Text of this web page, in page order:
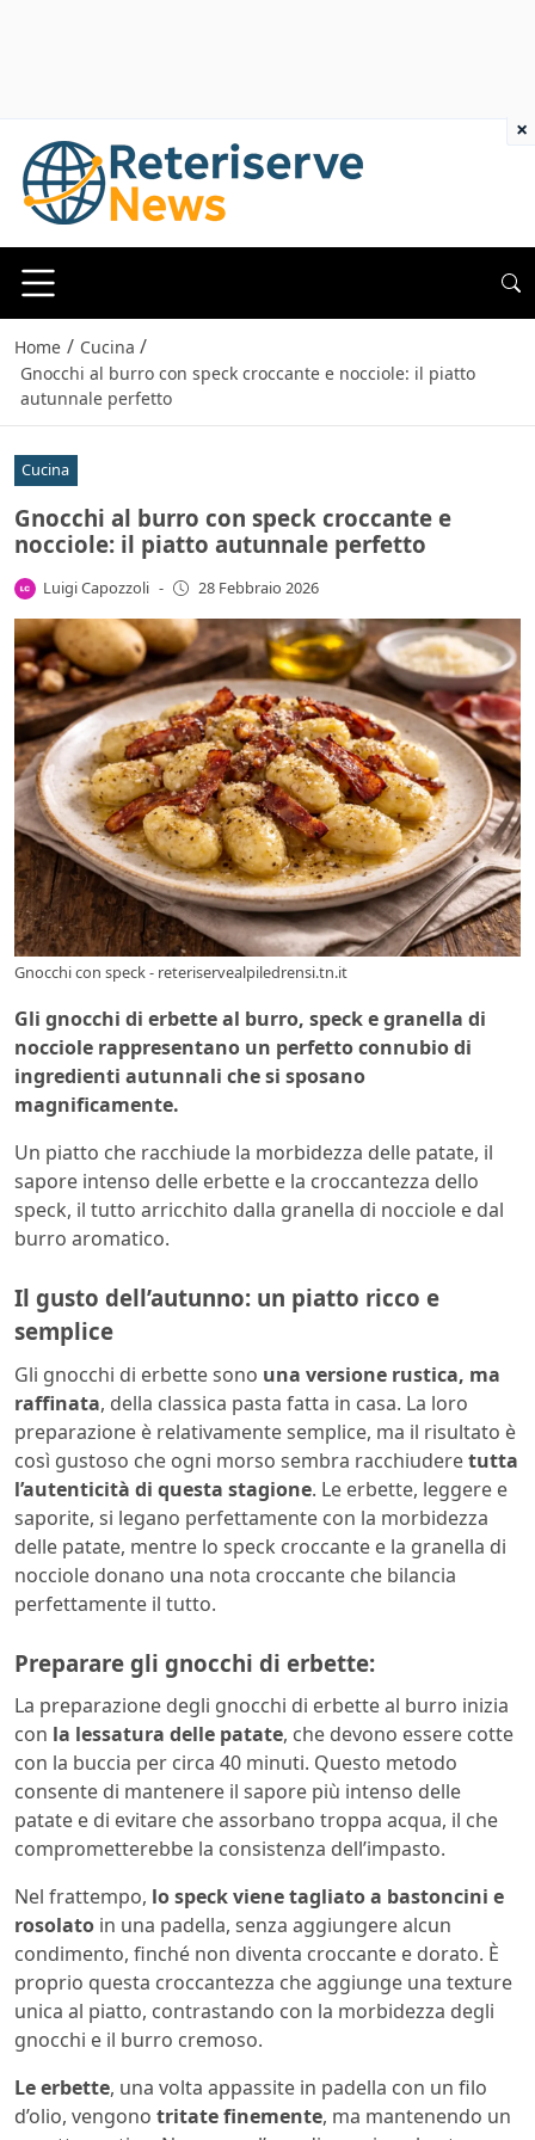
Home / Cucina /
Gnocchi al burro con speck croccante e nocciole: il piatto
autunnale perfetto
Cucina
Gnocchi al burro con speck croccante e
nocciole: il piatto autunnale perfetto
Luigi Capozzoli - 28 Febbraio 2026
Gnocchi con speck - reteriservealpiledrensi.tn.it
Gli gnocchi di erbette al burro, speck e granella di
nocciole rappresentano un perfetto connubio di
ingredienti autunnali che si sposano
magnificamente.
Un piatto che racchiude la morbidezza delle patate, il
sapore intenso delle erbette e la croccantezza dello
speck, il tutto arricchito dalla granella di nocciole e dal
burro aromatico.
Il gusto dell’autunno: un piatto ricco e
semplice
Gli gnocchi di erbette sono una versione rustica, ma
raffinata, della classica pasta fatta in casa. La loro
preparazione è relativamente semplice, ma il risultato è
così gustoso che ogni morso sembra racchiuderetutta
l’autenticità di questa stagione. Le erbette, leggere e
saporite, si legano perfettamente con la morbidezza
delle patate, mentre lo speck croccante e la granella di
nocciole donano una nota croccante che bilancia
perfettamente il tutto.
Preparare gli gnocchi di erbette:
La preparazione degli gnocchi di erbette al burro inizia
con la lessatura delle patate, che devono essere cotte
con la buccia per circa 40 minuti. Questo metodo
consente di mantenere il sapore più intenso delle
patate e di evitare che assorbano troppa acqua, il che
comprometterebbe la consistenza dell’impasto.
Nel frattempo, lo speck viene tagliato a bastoncini e
rosolato in una padella, senza aggiungere alcun
condimento, finché non diventa croccante e dorato. È
proprio questa croccantezza che aggiunge una texture
unica al piatto, contrastando con la morbidezza degli
gnocchi e il burro cremoso.
Le erbette, una volta appassite in padella con un filo
d’olio, vengono tritate finemente, ma mantenendo un
×